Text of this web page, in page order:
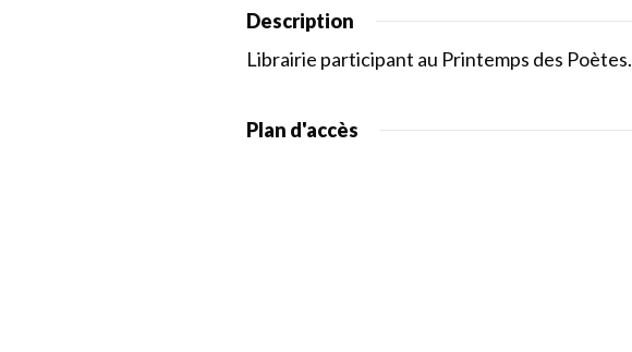
Description
Librairie participant au Printemps des Poètes.
Plan d'accès